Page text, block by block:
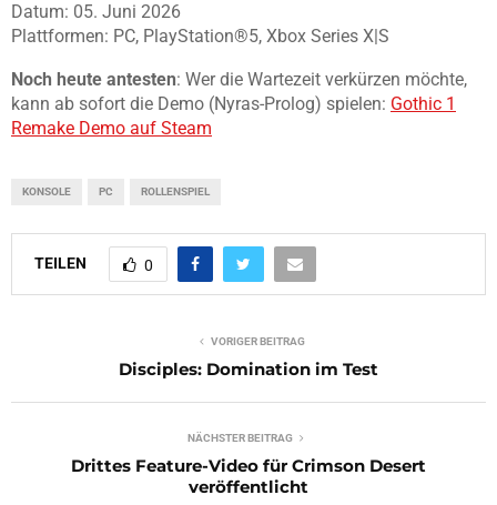
Datum: 05. Juni 2026
Plattformen: PC, PlayStation®5, Xbox Series X|S
Noch heute antesten: Wer die Wartezeit verkürzen möchte,
kann ab sofort die Demo (Nyras-Prolog) spielen: Gothic 1
Remake Demo auf Steam
KONSOLE PC ROLLENSPIEL
TEILEN 0
VORIGER BEITRAG
Disciples: Domination im Test
NÄCHSTER BEITRAG
Drittes Feature-Video für Crimson Desert
veröffentlicht